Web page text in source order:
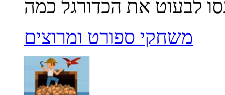
משחקי ספורט ומרוצים